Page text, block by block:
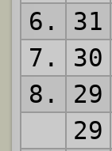
6.
31
7.
30
8.
29
29